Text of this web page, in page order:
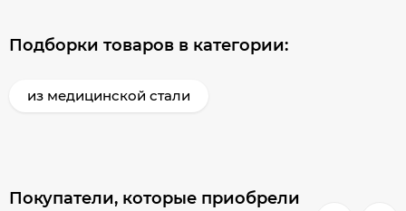
Подборки товаров в категории:
из медицинской стали
Покупатели, которые приобрели